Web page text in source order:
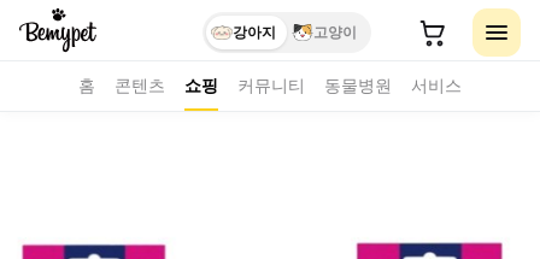
강아지 고양이
홈 콘텐츠 쇼핑 커뮤니티 동물병원 서비스